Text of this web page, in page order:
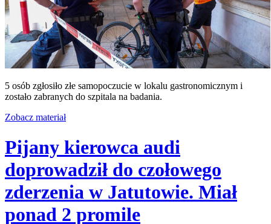
5 osób zgłosiło złe samopoczucie w lokalu gastronomicznym i
zostało zabranych do szpitala na badania.
Zobacz materiał
Pijany kierowca audi
doprowadził do czołowego
zderzenia w Jatutowie. Miał
ponad 2 promile